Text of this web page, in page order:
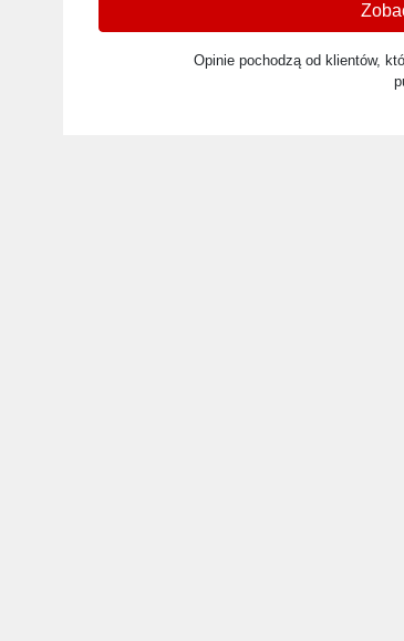
Opinie pochodzą od klientów,